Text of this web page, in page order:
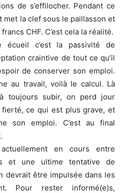
de s’effilocher. Pendant ce
met la clef sous le paillasson et
CHF. C’est cela la réalité.
c’est la passivité de
craintive de tout ce qu’il
de conserver son emploi.
au travail, voilà le calcul. Là
toujours subir, on perd jour
ce qui est plus grave, et
son emploi. C’est au final
en cours entre
et une ultime tentative de
devrait être impulsée dans les
Pour rester informé(e)s,